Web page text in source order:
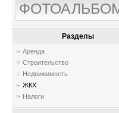
Разделы
Аренда
Строительство
Недвижимость
ЖКХ
Налоги